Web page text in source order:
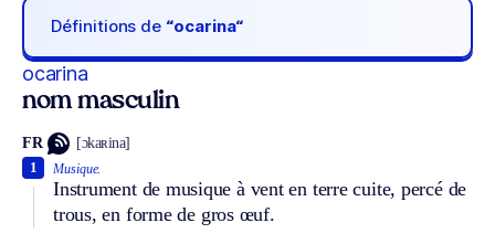
Définitions de “ocarina“
ocarina
nom masculin
FR [ɔkaʀina]
Musique.
Instrument de musique à vent en terre cuite, percé de
trous, en forme de gros œuf.
1